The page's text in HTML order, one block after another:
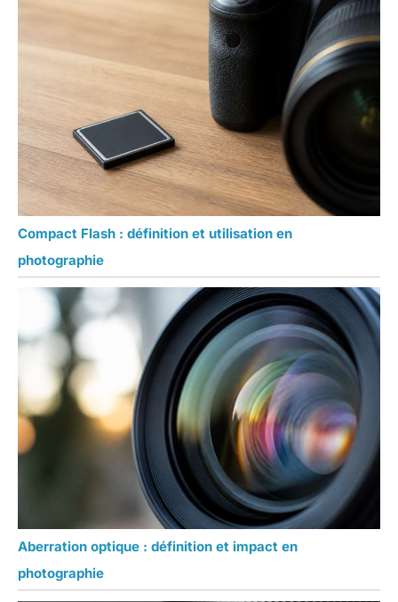
Compact Flash : définition et utilisation en
photographie
Aberration optique : définition et impact en
photographie